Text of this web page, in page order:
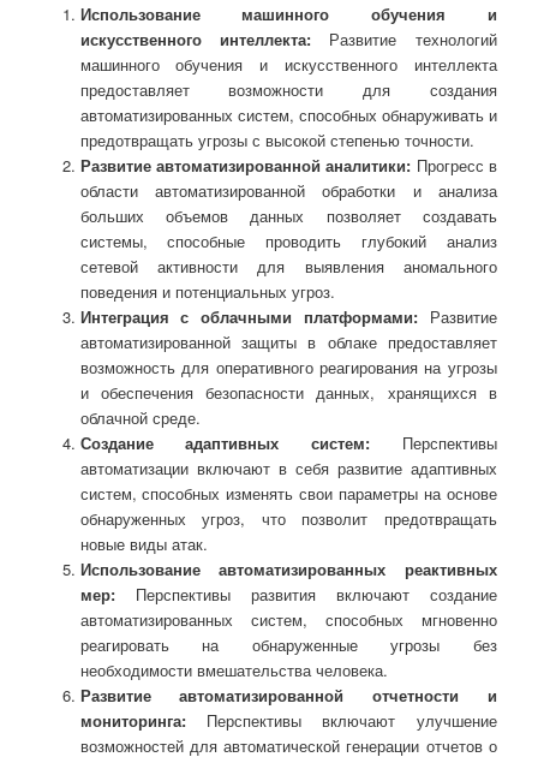
Использование машинного обучения и
искусственного интеллекта: Развитие технологий
машинного обучения и искусственного интеллекта
предоставляет возможности для создания
автоматизированных систем, способных обнаруживать и
предотвращать угрозы с высокой степенью точности.
Развитие автоматизированной аналитики: Прогресс в
области автоматизированной обработки и анализа
больших объемов данных позволяет создавать
системы, способные проводить глубокий анализ
сетевой активности для выявления аномального
поведения и потенциальных угроз.
Интеграция с облачными платформами: Развитие
автоматизированной защиты в облаке предоставляет
возможность для оперативного реагирования на угрозы
и обеспечения безопасности данных, хранящихся в
облачной среде.
Создание адаптивных систем: Перспективы
автоматизации включают в себя развитие адаптивных
систем, способных изменять свои параметры на основе
обнаруженных угроз, что позволит предотвращать
новые виды атак.
Использование автоматизированных реактивных
мер:Перспективы развития включают создание
автоматизированных систем, способных мгновенно
реагировать на обнаруженные угрозы без
необходимости вмешательства человека.
Развитие автоматизированной отчетности и
мониторинга:Перспективы включают улучшение
возможностей для автоматической генерации отчетов о